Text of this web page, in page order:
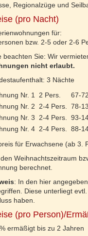
Regionalzüge und
(pro Nacht)
für:
bzw. 2-5 oder 2-6
beachten Sie: Wir
nicht erlaubt.
3 Nächte
Nr. 1
2 Pers.
67-
Nr. 2
2-4 Pers.
78-
Nr. 3
2-4 Pers.
93-
Nr. 4 2-4 Pers.
88-
für Erwachsene (ab 3.
Weihnachtszeitraum
berechnet.
: In den hier
Diese unterliegt
haben.
(pro Person)/
ermäßigt bis zu 2 Jahren